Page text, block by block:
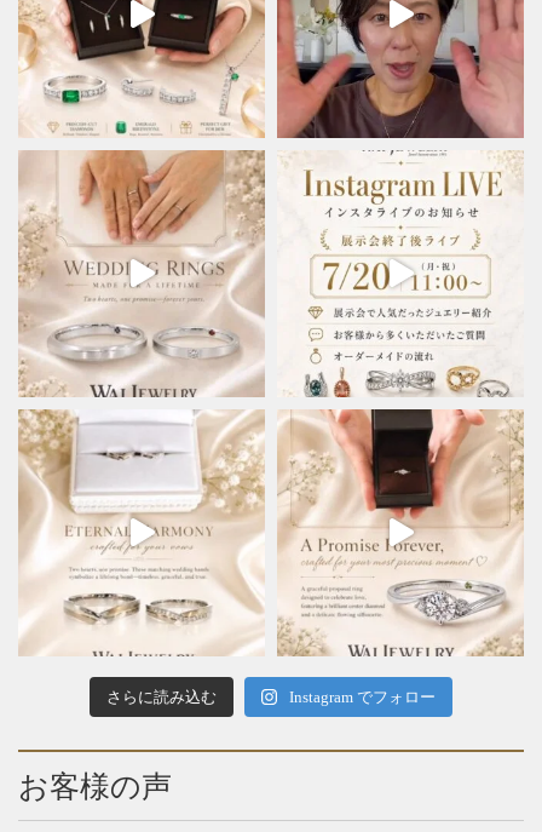
さらに読み込む Instagram でフォロー
お客様の声